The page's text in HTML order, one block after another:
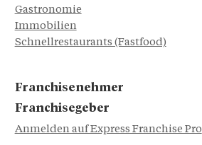
Gastronomie
Immobilien
Schnellrestaurants (Fastfood)
Franchisenehmer
Franchisegeber
Anmelden auf Express Franchise Pro